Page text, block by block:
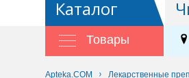
Каталог
Товары
Apteka.COM Лекарственные